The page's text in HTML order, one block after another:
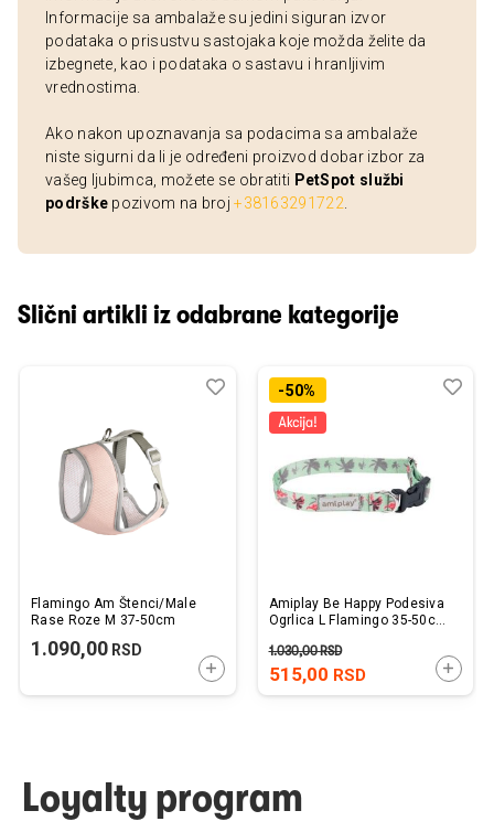
Informacije sa ambalaže su jedini siguran izvor
podataka o prisustvu sastojaka koje možda želite da
izbegnete, kao i podataka o sastavu i hranljivim
vrednostima.
Ako nakon upoznavanja sa podacima sa ambalaže
niste sigurni da li je određeni proizvod dobar izbor za
vašeg ljubimca, možete se obratiti PetSpot službi
podrške pozivom na broj+38163291722
Slični artikli iz odabrane kategorije
Flamingo Am Štenci/Male
Rase Roze M 37-50cm
1.090,00 RSD
DODAJTE U KORPU
Dodaj
Uporedi-50%
Amiplay Be Happy Podesiva
Ogrlica L Flamingo 35-50cm
515,00 RSD
1.030,00RSD
Loyalty program